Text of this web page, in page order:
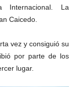
Internacional. La
Caicedo.
vez y consiguió su
por parte de los
lugar.